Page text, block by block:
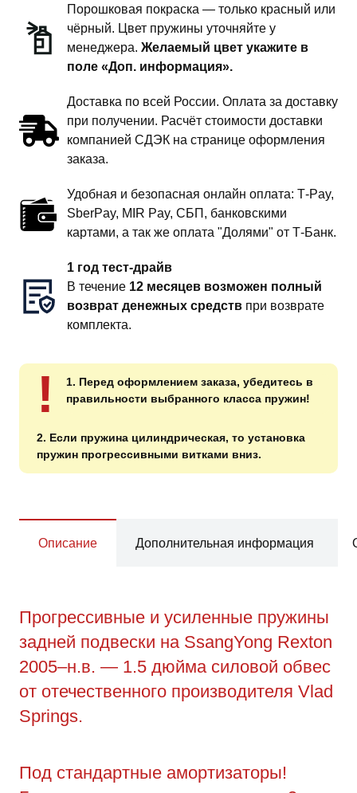
Порошковая покраска — только красный или
чёрный. Цвет пружины уточняйте у
менеджера. Желаемый цвет укажите в
поле «Доп. информация».
Доставка по всей России. Оплата за доставку
при получении. Расчёт стоимости доставки
компанией СДЭК на странице оформления
заказа.
Удобная и безопасная онлайн оплата: T‑Pay,
SberPay, MIR Pay, СБП, банковскими
картами, а так же оплата "Долями" от Т-Банк.
1 год тест-драйв
В течение 12 месяцев возможен полный
возврат денежных средств при возврате
комплекта.
!
1. Перед оформлением заказа, убедитесь в
правильности выбранного класса пружин!
2. Если пружина цилиндрическая, то установка
пружин прогрессивными витками вниз.
Описание Дополнительная информация
Прогрессивные и усиленные пружины
задней подвески на SsangYong Rexton
2005–н.в. — 1.5 дюйма силовой обвес
от отечественного производителя Vlad
Springs.
Под стандартные амортизаторы!